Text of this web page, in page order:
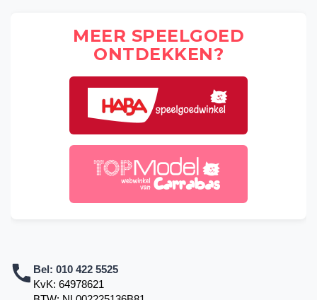
MEER SPEELGOED
ONTDEKKEN?
Bel: 010 422 5525
KvK: 64978621